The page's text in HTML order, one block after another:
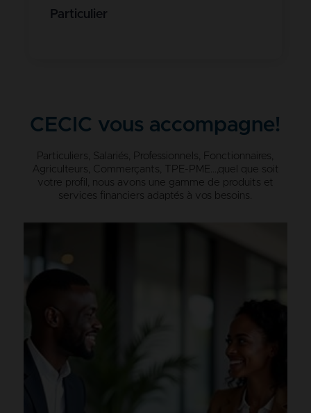
Particulier
CECIC vous accompagne!
Particuliers, Salariés, Professionnels, Fonctionnaires,
Agriculteurs, Commerçants, TPE-PME…, quel que soit
votre profil, nous avons une gamme de produits et
services financiers adaptés à vos besoins.